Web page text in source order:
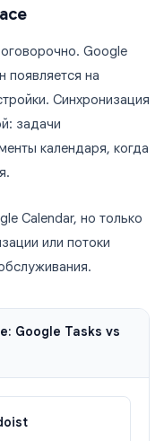
Google
появляется на
Синхронизация
задачи
календаря, когда
Calendar, но только
или потоки
Google Tasks vs